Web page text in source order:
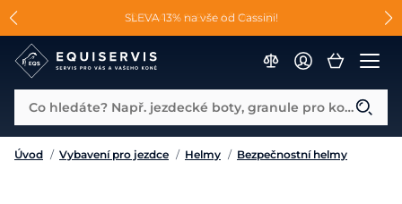
SLEVA 13% na vše od Cassini!
😮 CRAZY SLEVY AŽ 70% 😮
📐Pasování a doplňky k vybraným sedlům ZDARMA 🐴
Co hledáte? Např. jezdecké boty, granule pro koně...
Úvod / Vybavení pro jezdce / Helmy / Bezpečnostní helmy